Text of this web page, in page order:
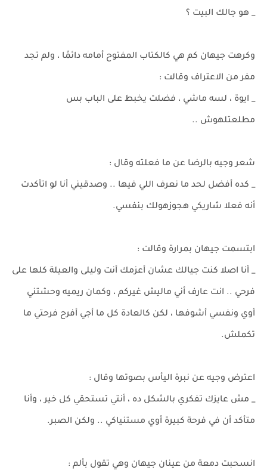
_ هو جالك البيت ؟
وكرهت جيهان كم هي كالكتاب المفتوح أمامه دائمًا ، ولم تجد
مفر من الاعتراف وقالت :
_ ايوة ، لسه ماشي ، فضلت يخبط على الباب بس
مطلعتلهوش ..
شعر وجيه بالرضا عن ما فعلته وقال :
_ كده أفضل لحد ما نعرف اللي فيها .. وصدقيني أنا لو اتأكدت
أنه فعلا شاريكي هجوزهولك بنفسي.
ابتسمت جيهان بمرارة وقالت :
_ أنا اصلا كنت جيالك عشان أعزمك أنت وليلى والعيلة كلها على
فرحي .. انت عارف أني ماليش غيركم ، وكمان ريميه وحشتني
أوي ونفسي أشوفها ، لكن كالعادة كل ما أجي أفرح فرحتي ما
تكملش.
اعترض وجيه عن نبرة اليأس بصوتها وقال :
_ مش عايزك تفكري بالشكل ده ، أنتي تستحقي كل خير ، وأنا
متأكد أن في فرحة كبيرة أوي مستنياكي .. ولكن الصبر.
انسحبت دمعة من عينان جيهان وهي تقول بألم :